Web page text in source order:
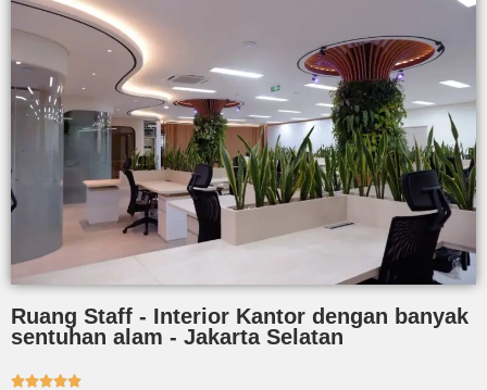
Ruang Staff - Interior Kantor dengan banyak
sentuhan alam - Jakarta Selatan
